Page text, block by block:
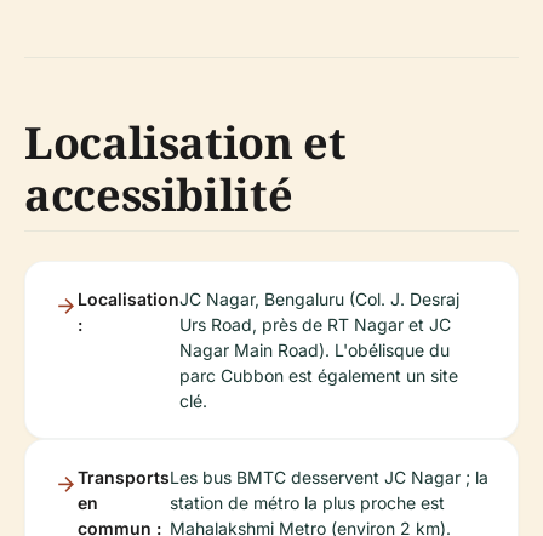
Localisation et
accessibilité
Localisation
:
JC Nagar, Bengaluru (Col. J. Desraj
Urs Road, près de RT Nagar et JC
Nagar Main Road). L'obélisque du
parc Cubbon est également un site
clé.
Transports
en
commun :
Les bus BMTC desservent JC Nagar ; la
station de métro la plus proche est
Mahalakshmi Metro (environ 2 km).